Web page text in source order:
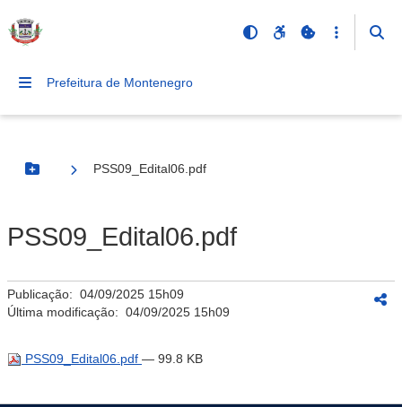
Prefeitura de Montenegro
Botão Menu
PSS09_Edital06.pdf
PSS09_Edital06.pdf
Publicação: 04/09/2025 15h09
Última modificação: 04/09/2025 15h09
PSS09_Edital06.pdf — 99.8 KB